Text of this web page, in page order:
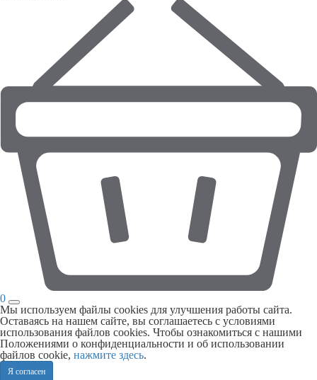
0
Мы используем файлы cookies для улучшения работы сайта.
Оставаясь на нашем сайте, вы соглашаетесь с условиями
использования файлов cookies. Чтобы ознакомиться с нашими
Положениями о конфиденциальности и об использовании
файлов cookie, нажмите здесь.
Я согласен